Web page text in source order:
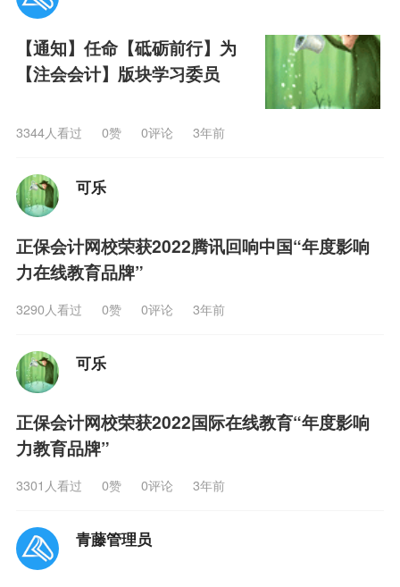
【通知】任命【砥砺前行】为
【注会会计】版块学习委员
3344人看过 0赞 0评论 3年前
可乐
正保会计网校荣获2022腾讯回响中国“年度影响
力在线教育品牌”
3290人看过 0赞 0评论 3年前
可乐
正保会计网校荣获2022国际在线教育“年度影响
力教育品牌”
3301人看过 0赞 0评论 3年前
青藤管理员